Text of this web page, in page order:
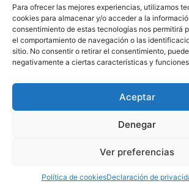
Para ofrecer las mejores experiencias, utilizamos
cookies para almacenar y/o acceder a la
consentimiento de estas tecnologías nos permitirá
el comportamiento de navegación o las
sitio. No consentir o retirar el consentimiento,
negativamente a ciertas características y
Aceptar
Denegar
Ver preferencias
Política de cookiesDeclaración de
Política de Cookies
Aviso Legal
910 607 564
derechos reservados